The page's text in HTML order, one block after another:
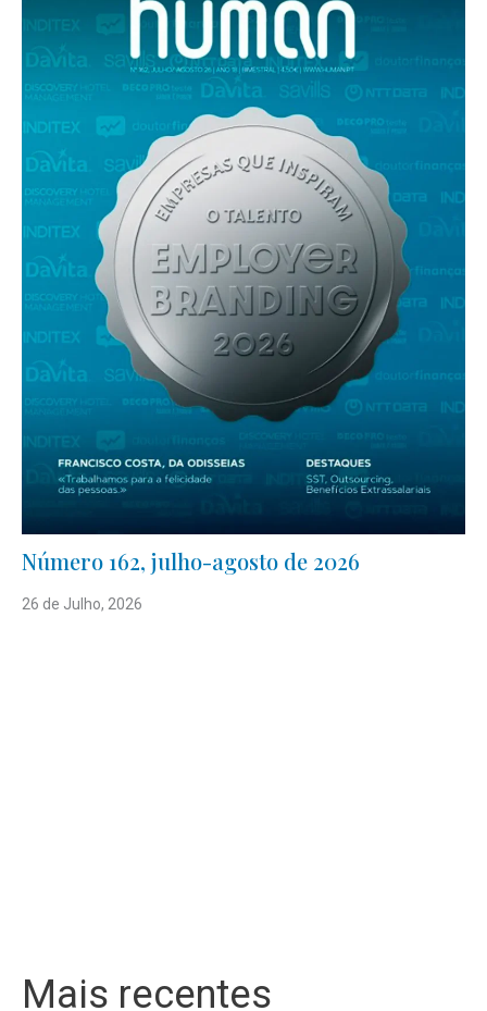
Número 162, julho-agosto de 2026
26 de Julho, 2026
Mais recentes